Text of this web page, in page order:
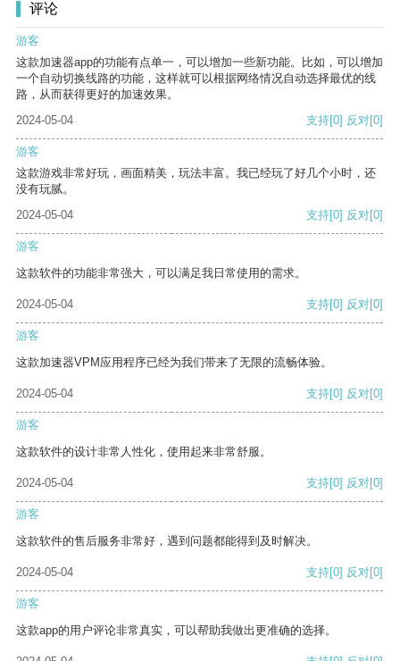
评论
游客
这款加速器app的功能有点单一，可以增加一些新功能。比如，可以增加
一个自动切换线路的功能，这样就可以根据网络情况自动选择最优的线
路，从而获得更好的加速效果。
2024-05-04
支持[0] 反对[0]
游客
这款游戏非常好玩，画面精美，玩法丰富。我已经玩了好几个小时，还
没有玩腻。
2024-05-04
支持[0] 反对[0]
游客
这款软件的功能非常强大，可以满足我日常使用的需求。
2024-05-04 支持[0] 反对[0]
游客
这款加速器VPM应用程序已经为我们带来了无限的流畅体验。
2024-05-04 支持[0] 反对[0]
游客
这款软件的设计非常人性化，使用起来非常舒服。
2024-05-04 支持[0] 反对[0]
游客
这款软件的售后服务非常好，遇到问题都能得到及时解决。
2024-05-04 支持[0] 反对[0]
游客
这款app的用户评论非常真实，可以帮助我做出更准确的选择。